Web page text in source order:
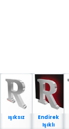
ışıksız
Endirek
Işıklı